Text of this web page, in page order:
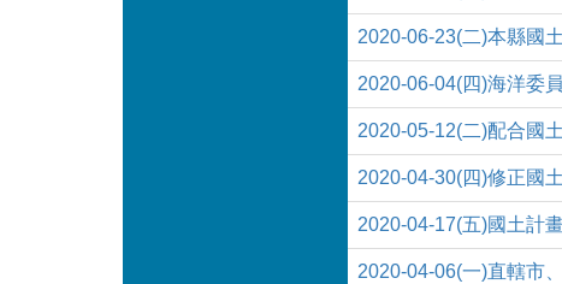
2020-06-23(二)本縣國
2020-06-04(四)海洋委
2020-05-12(二)配合國
2020-04-30(四)修正國
2020-04-17(五)國土計
2020-04-06(一)直轄市